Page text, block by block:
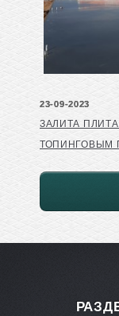
23-09-2023
ЗАЛИТА
ТОПИНГОВЫМ